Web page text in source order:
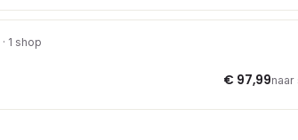
1 shop
€ 97,99